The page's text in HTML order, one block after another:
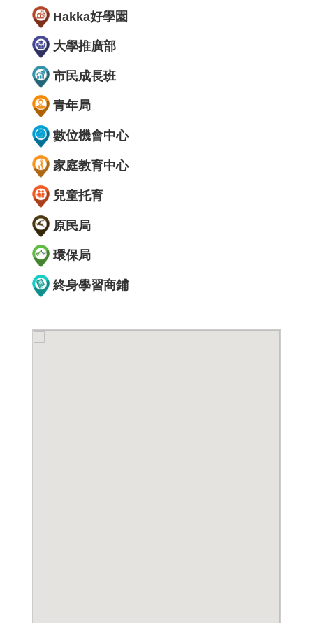
Hakka好學園
大學推廣部
市民成長班
青年局
數位機會中心
家庭教育中心
兒童托育
原民局
環保局
終身學習商鋪